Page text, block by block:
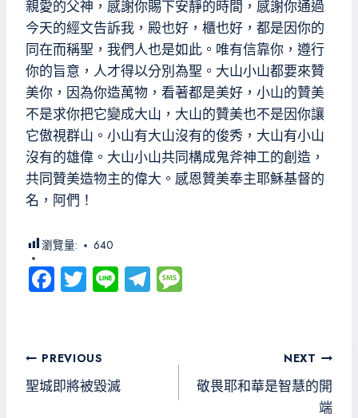
親愛的父神，感謝你賜下安靜的時間，感謝你通過
今天的經文告訴我，殿也好，櫃也好，都是因你的
同在而稱聖，我們人也是如此。唯有信靠你，遵行
你的旨意，人才得以分別為聖。大山小山都要來贊
美你，因為你造萬物，看著都是美好，小山的贊美
不是求你把它變成大山，大山的贊美也不是因你讓
它傲視群山。小山有大山沒有的俊秀，大山有小山
沒有的雄偉。大山小山共同構成鬼斧神工的創造，
共同贊美造物主的偉大。感恩贊美奉主耶穌基督的
名，阿們！
瀏覽量: 640
Fa
ce
o
ok
T
wi
er
Li
ne
Te
le
文
章
PREVIOUS
聖城即將被毀滅
NEXT
敬畏耶和華是智慧的開
端